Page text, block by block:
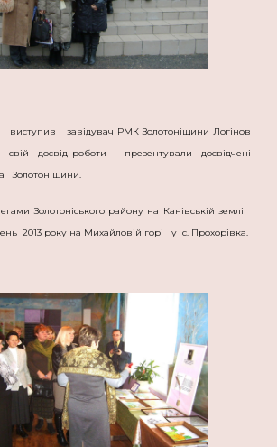
виступив завідувач РМК Золотоніщини Логінов
досвід роботи презентували досвідчені
Золотоніщини.
Золотоніського району на Канівській землі
2013 року на Михайловій горі у с. Прохорівка.